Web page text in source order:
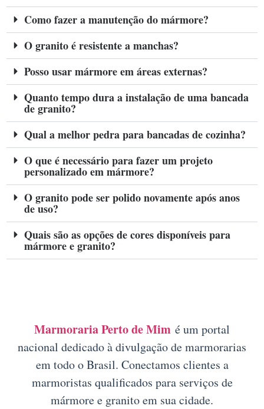
Como fazer a manutenção do mármore?
O granito é resistente a manchas?
Posso usar mármore em áreas externas?
Quanto tempo dura a instalação de uma bancada
de granito?
Qual a melhor pedra para bancadas de cozinha?
O que é necessário para fazer um projeto
personalizado em mármore?
O granito pode ser polido novamente após anos
de uso?
Quais são as opções de cores disponíveis para
mármore e granito?
Marmoraria Perto de Mim é um portal
nacional dedicado à divulgação de marmorarias
em todo o Brasil. Conectamos clientes a
marmoristas qualificados para serviços de
mármore e granito em sua cidade.